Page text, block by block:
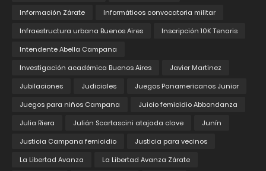
Información Zárate
Informáticos convocatoria militar
Infraestructura urbana Buenos Aires
Inscripción 10K Tenaris
Intendente Abella Campana
Investigación académica Buenos Aires
Javier Martinez
Jubilaciones
Judiciales
Juegos Panamericanos Junior
Juegos para niños Campana
Juicio femicidio Abbondanza
Julia Riera
Julián Scartascini atajada clave
Junín
Justicia Campana femicidio
Justicia para vecinos
La Libertad Avanza
La Libertad Avanza Zárate